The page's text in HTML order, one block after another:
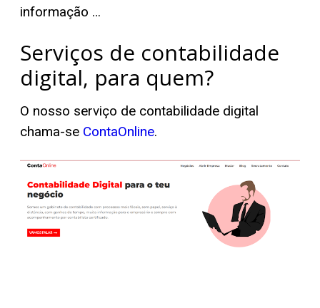
informação …
Serviços de contabilidade
digital, para quem?
O nosso serviço de contabilidade digital
chama-se ContaOnline.